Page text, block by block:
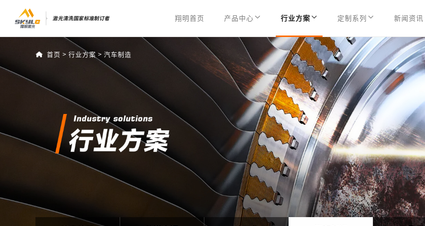
翔明首页 产品中心 行业方案 定制系列 新闻资讯
首页 > 行业方案 > 汽车制造